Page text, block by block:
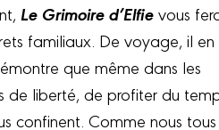
Le Grimoire d’Elfievous
familiaux. De voyage, il en
que même dans les
de liberté, de profiter du
confinent. Comme nous tous